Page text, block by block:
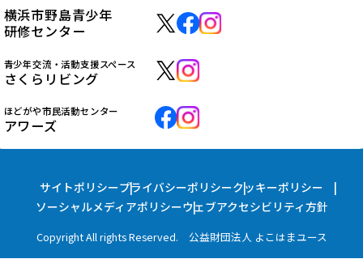
横浜市野島青少年
研修センター
青少年交流・活動支援スペース
さくらリビング
ほどがや市民活動センター
アワーズ
サイトポリシープライバシーポリシークッキーポリシー
ソーシャルメディアポリシーウェブアクセシビリティ方針
Copyright All rights Reserved. 公益財団法人 よこはまユース